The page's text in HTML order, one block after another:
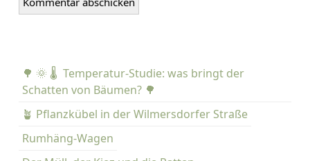
🌳 🌞 🌡️ Temperatur-Studie: was bringt der
Schatten von Bäumen? 🌳
🪴 Pflanzkübel in der Wilmersdorfer Straße
Rumhäng-Wagen